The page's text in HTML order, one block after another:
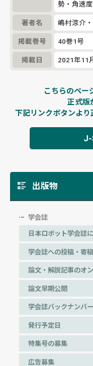
勢・角速
著者名 嶋村涼介
掲載巻号 40巻1号
掲載日 2021年11
こちらのペー
正式版
下記リンクボタンより
J-
出版物
学会誌
日本ロボット学会誌
学会誌への投稿・寄稿
論文・解説記事のオ
論文早期公開
学会誌バックナンバー
発行予定日
特集号の募集
広告募集